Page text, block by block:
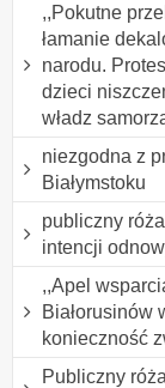
,,Pokutne
łamanie
narodu.
dzieci
władz
niezgodna z
Białymstoku
publiczny
intencji
,,Apel
Białorusinów
konieczność
Publiczny